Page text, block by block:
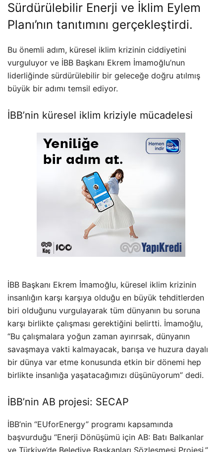
Sürdürülebilir Enerji ve İklim Eylem
Planı’nın tanıtımını gerçekleştirdi.
Bu önemli adım, küresel iklim krizinin ciddiyetini
vurguluyor ve İBB Başkanı Ekrem İmamoğlu’nun
liderliğinde sürdürülebilir bir geleceğe doğru atılmış
büyük bir adımı temsil ediyor.
İBB’nin küresel iklim kriziyle mücadelesi
İBB Başkanı Ekrem İmamoğlu, küresel iklim krizinin
insanlığın karşı karşıya olduğu en büyük tehditlerden
biri olduğunu vurgulayarak tüm dünyanın bu soruna
karşı birlikte çalışması gerektiğini belirtti. İmamoğlu,
“Bu çalışmalara yoğun zaman ayırırsak, dünyanın
savaşmaya vakti kalmayacak, barışa ve huzura dayalı
bir dünya var etme konusunda etkin bir dönemi hep
birlikte insanlığa yaşatacağımızı düşünüyorum” dedi.
İBB’nin AB projesi: SECAP
İBB’nin “EUforEnergy” programı kapsamında
başvurduğu “Enerji Dönüşümü için AB: Batı Balkanlar
ve Türkiye’de Belediye Başkanları Sözleşmesi Projesi,”